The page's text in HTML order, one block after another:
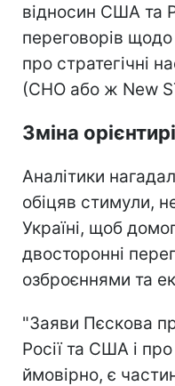
відносин США та
переговорів
про стратегічні
(СНО або ж New
Зміна
Аналітики
обіцяв стимули,
Україні, щоб
двосторонні
озброєннями та
"Заяви Пєскова
Росії та США і
ймовірно, є